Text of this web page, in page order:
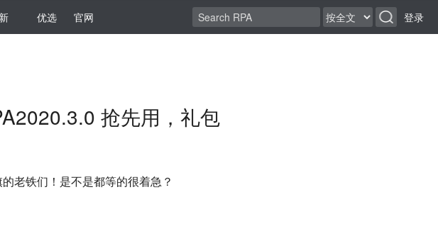
优选 官网 登录
抢先用，礼包
的老铁们！是不是都等的很着急？